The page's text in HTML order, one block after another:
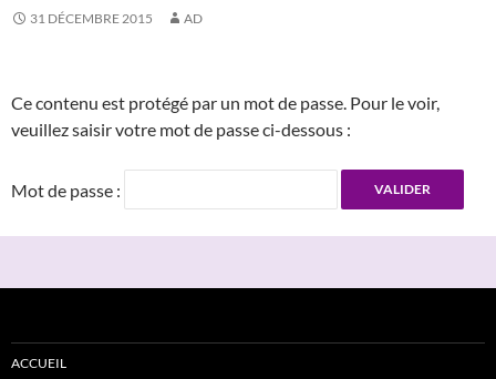
31 DÉCEMBRE 2015 AD
Ce contenu est protégé par un mot de passe. Pour le voir,
veuillez saisir votre mot de passe ci-dessous :
Mot de passe :
ACCUEIL